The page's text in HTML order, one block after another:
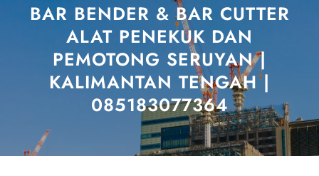
BAR BENDER & BAR CUTTER
ALAT PENEKUK DAN
PEMOTONG SERUYAN |
KALIMANTAN TENGAH |
085183077364